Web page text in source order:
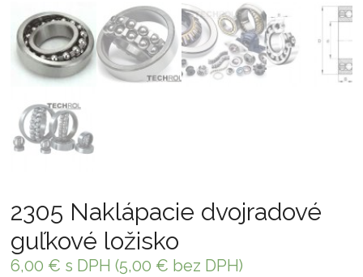
2305 Naklápacie dvojradové
guľkové ložisko
6,00 € s DPH (5,00 € bez DPH)